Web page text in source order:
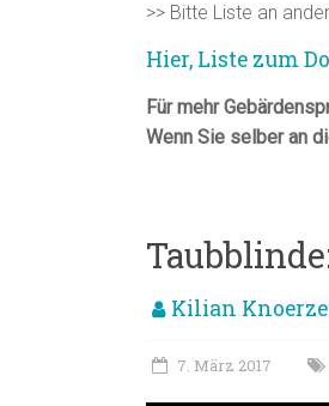
>> Bitte Liste an
Hier, Liste zum
Für mehr
Wenn Sie selber an
Kilian
7. März 2017